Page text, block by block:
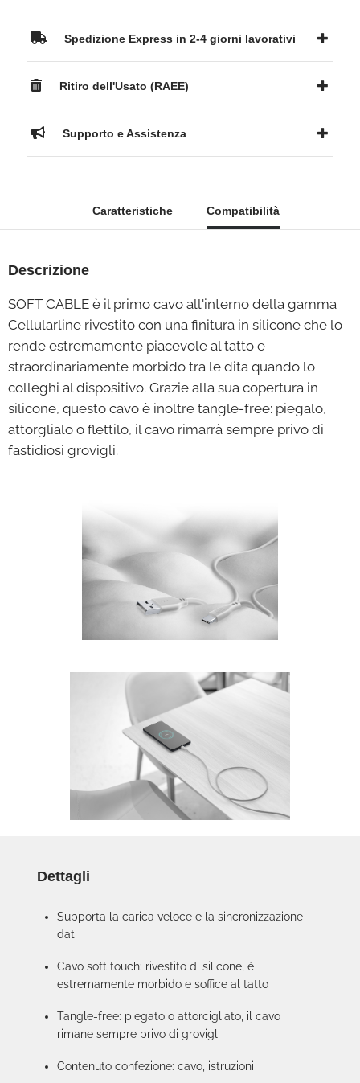
Spedizione Express in 2-4 giorni lavorativi
Ritiro dell'Usato (RAEE)
Supporto e Assistenza
Caratteristiche Compatibilità
Descrizione
SOFT CABLE è il primo cavo all'interno della gamma
Cellularline rivestito con una finitura in silicone che lo
rende estremamente piacevole al tatto e
straordinariamente morbido tra le dita quando lo
colleghi al dispositivo. Grazie alla sua copertura in
silicone, questo cavo è inoltre tangle-free: piegalo,
attorglialo o flettilo, il cavo rimarrà sempre privo di
fastidiosi grovigli.
Dettagli
Supporta la carica veloce e la sincronizzazione
dati
Cavo soft touch: rivestito di silicone, è
estremamente morbido e soffice al tatto
Tangle-free: piegato o attorcigliato, il cavo
rimane sempre privo di grovigli
Contenuto confezione: cavo, istruzioni